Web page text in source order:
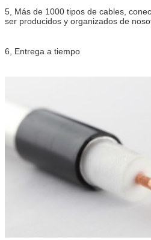
5, Más de 1000 tipos de cables,
ser producidos y organizados de
6, Entrega a tiempo